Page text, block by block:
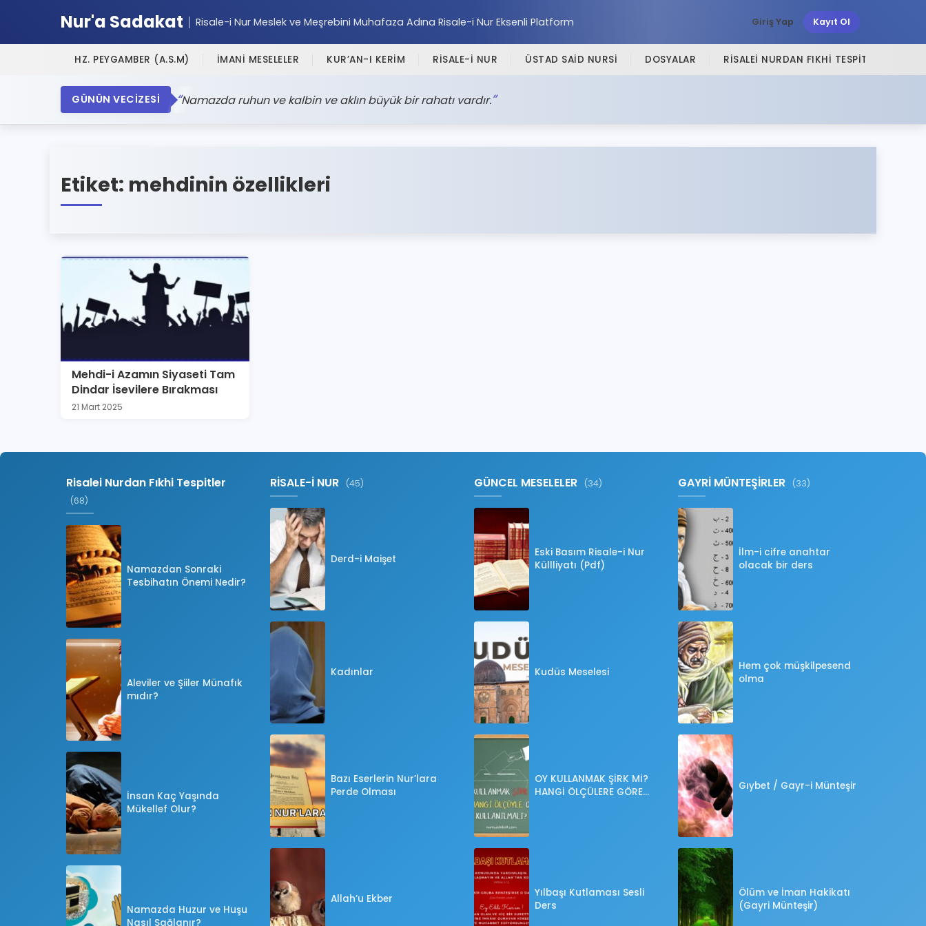
Nur'a Sadakat Risale-i Nur Meslek ve Meşrebini Muhafaza Adına Risale-i Nur Eksenli Platform Giriş Yap Kayıt Ol
HZ. PEYGAMBER (A.S.M) İMANİ MESELELER KUR’AN-I KERİM RİSALE-İ NUR ÜSTAD SAİD NURSİ DOSYALAR RISALEI NURDAN FIKHI TESPITLER
GÜNÜN VECİZESİ Namazda ruhun ve kalbin ve aklın büyük bir rahatı vardır.
Etiket: mehdinin özellikleri
Mehdi-i Azamın Siyaseti Tam
Dindar İsevilere Bırakması
21 Mart 2025
Risalei Nurdan Fıkhi Tespitler
(68)
Namazdan Sonraki
Tesbihatın Önemi Nedir?
Aleviler ve Şiiler Münafık
mıdır?
İnsan Kaç Yaşında
Mükellef Olur?
Namazda Huzur ve Huşu
Nasıl Sağlanır?
RİSALE-İ NUR (45)
Derd-i Maişet
Kadınlar
Bazı Eserlerin Nur’lara
Perde Olması
Allah’u Ekber
GÜNCEL MESELELER (34)
Eski Basım Risale-i Nur
Küllliyatı (Pdf)
Kudüs Meselesi
OY KULLANMAK ŞİRK Mİ?
HANGİ ÖLÇÜLERE GÖRE
Yılbaşı Kutlaması Sesli
Ders
GAYRİ MÜNTEŞİRLER (33)
İlm-i cifre anahtar
olacak bir ders
Hem çok müşkilpesend
olma
Gıybet / Gayr-i Münteşir
Ölüm ve İman Hakikatı
(Gayri Münteşir)